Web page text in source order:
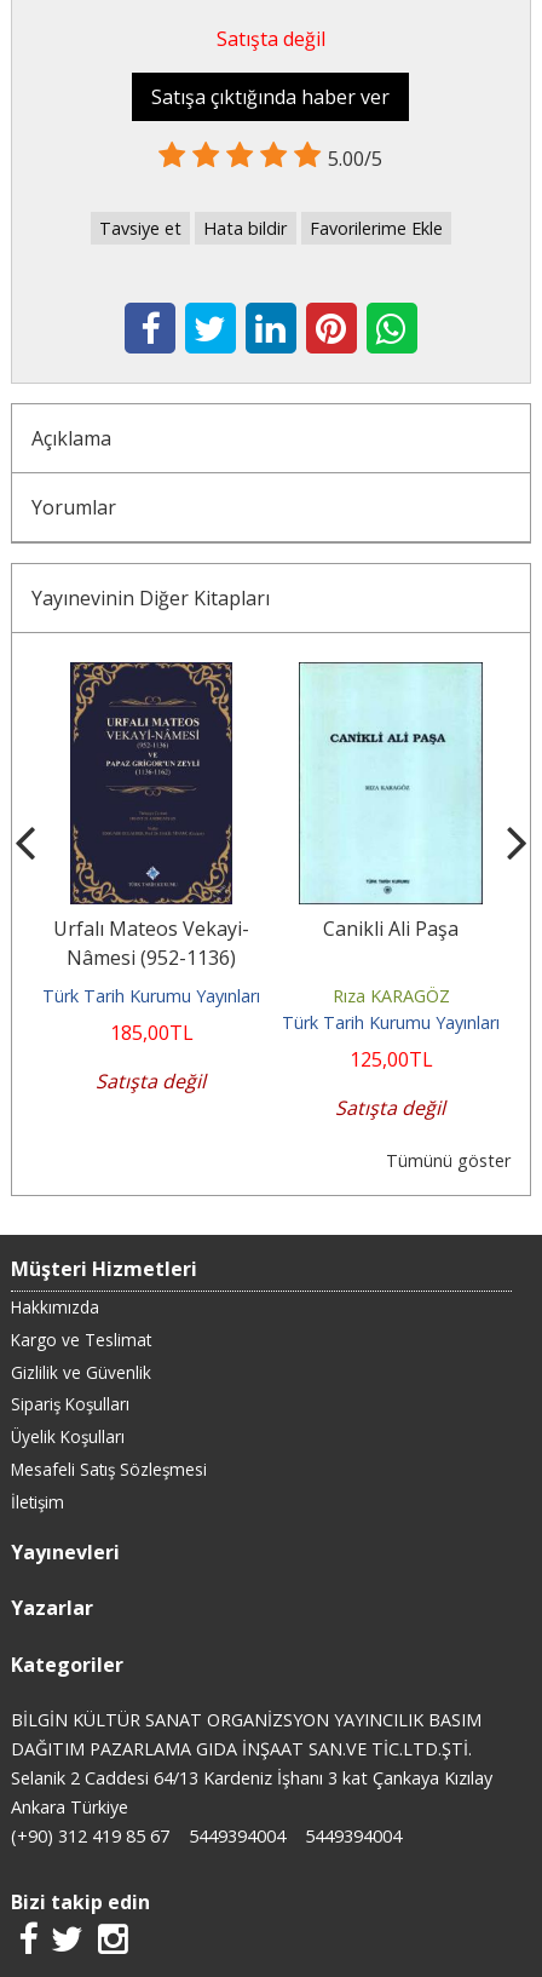
Satışta değil
Satışa çıktığında haber ver
5.00/5
Tavsiye et Hata bildir Favorilerime Ekle
Açıklama
Yorumlar
Yayınevinin Diğer Kitapları
Urfalı Mateos Vekayi-
Nâmesi (952-1136)
Papaz Grigor'un Zeyli
Türk Tarih Kurumu Yayınları
185,00TL
Satışta değil
Canikli Ali Paşa
Rıza KARAGÖZ
Türk Tarih Kurumu Yayınları
125,00TL
Satışta değil
Tümünü göster
Müşteri Hizmetleri
Hakkımızda
Kargo ve Teslimat
Gizlilik ve Güvenlik
Sipariş Koşulları
Üyelik Koşulları
Mesafeli Satış Sözleşmesi
İletişim
Yayınevleri
Yazarlar
Kategoriler
BİLGİN KÜLTÜR SANAT ORGANİZSYON YAYINCILIK BASIM
DAĞITIM PAZARLAMA GIDA İNŞAAT SAN.VE TİC.LTD.ŞTİ.
Selanik 2 Caddesi 64/13 Kardeniz İşhanı 3 kat Çankaya Kızılay
Ankara Türkiye
(+90) 312 419 85 67
5449394004 5449394004
Bizi takip edin